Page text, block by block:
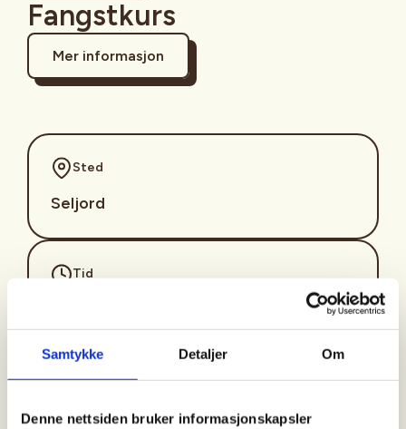
Samtykke Detaljer Om
Denne nettsiden bruker informasjonskapsler
Fangstkurs
Mer informasjon
Sted
Seljord
Tid
Kl. 18.00 - 21.00